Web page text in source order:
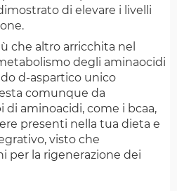
di elevare i livelli
che altro arricchita nel
degli aminaocidi
d-aspartico unico
comunque da
aminoacidi, come i bcaa,
presenti nella tua dieta e
visto che
per la rigenerazione dei